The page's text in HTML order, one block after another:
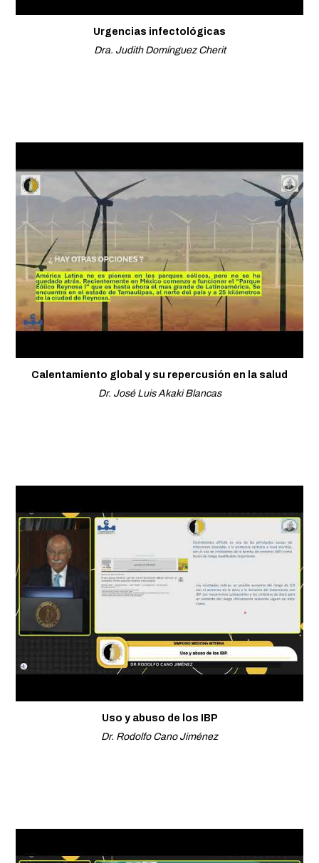
Urgencias infectológicas
Dra. Judith Domínguez Cherit
Calentamiento global y su repercusión en la salud
Dr. José Luis Akaki Blancas
Uso y abuso de los IBP
Dr. Rodolfo Cano Jiménez